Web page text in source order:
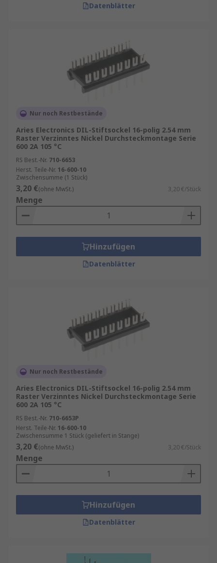
Datenblätter
Nur noch Restbestände
Aries Electronics DIL-Stiftsockel 16-polig 2.54 mm
Raster Verzinntes Nickel Durchsteckmontage Serie
600 2A 105 °C
RS Best.-Nr. 710-6653
Herst. Teile-Nr. 16-600-10
Zwischensumme (1 Stück)
3,20 €(ohne MwSt.) 3,20 €/Stück
Menge
Hinzufügen
Datenblätter
Nur noch Restbestände
Aries Electronics DIL-Stiftsockel 16-polig 2.54 mm
Raster Verzinntes Nickel Durchsteckmontage Serie
600 2A 105 °C
RS Best.-Nr. 710-6653P
Herst. Teile-Nr. 16-600-10
Zwischensumme 1 Stück (geliefert in Stange)
3,20 €(ohne MwSt.) 3,20 €/Stück
Menge
Hinzufügen
Datenblätter